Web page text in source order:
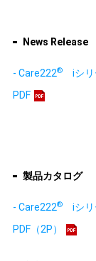
News Release
- Care222®iシリ
PDF
製品カタログ
- Care222®iシリ
PDF（2P）